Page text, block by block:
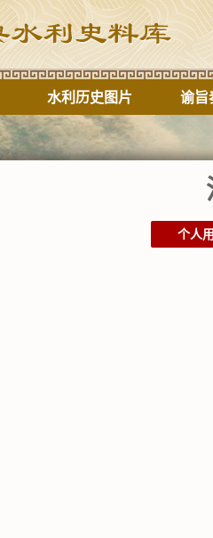
水利历史图片 谕旨
个人